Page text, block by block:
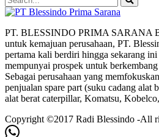
PT. BLESSINDO PRIMA SARANA
untuk kemajuan perusahaan, PT.
pertama kali berdiri hingga sekarang
mempunyai prospek untuk
Sebagai perusahaan yang
penjualan spare part (suku cadang alat
alat berat caterpillar, Komatsu,
Copyright ©2017 Radi Blessindo -All